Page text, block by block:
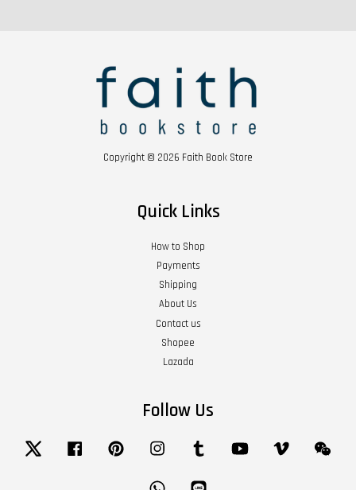
Copyright © 2026 Faith Book Store
Quick Links
How to Shop
Payments
Shipping
About Us
Contact us
Shopee
Lazada
Follow Us
Twitter Facebook Pinterest Instagram Tumblr YouTube Vimeo
Whatsapp